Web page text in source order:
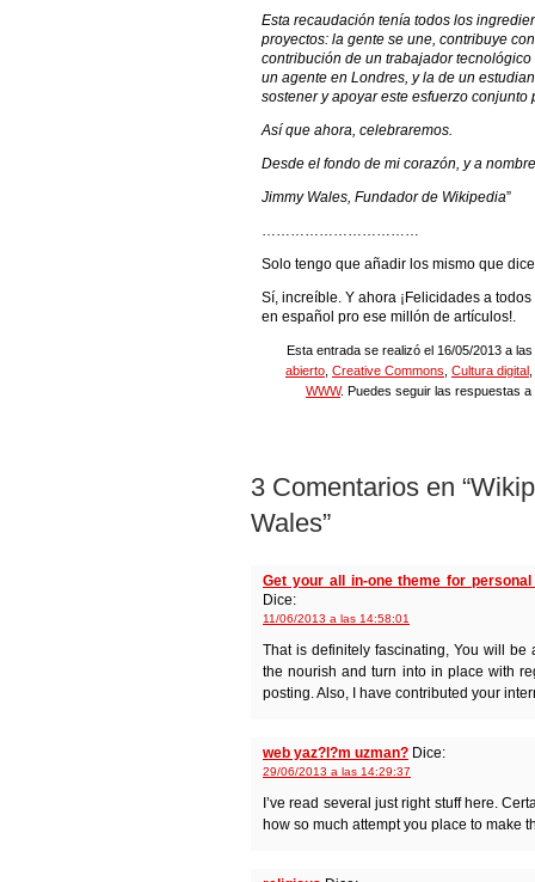
Esta recaudación tenía todos los
proyectos: la gente se une, contribuye
contribución de un trabajador
un agente en Londres, y la de un
sostener y apoyar este esfuerzo conjunto
Así que ahora, celebraremos.
Desde el fondo de mi corazón, y a
Jimmy Wales, Fundador de Wikipedia”
……………………………
Solo tengo que añadir los mismo que
Sí, increíble. Y ahora ¡Felicidades a
en español pro ese millón de artículos!.
Esta entrada se realizó el 16/05/2013 a
abierto Creative Commons Cultura digital
WWW. Puedes seguir las respuestas
3 Comentarios en
Wales”
Get your all in-one theme for
Dice:
11/06/2013 a las 14:58:01
That is definitely fascinating, You will
the nourish and turn into in place with
posting. Also, I have contributed your
web yaz?l?m uzman? Dice:
29/06/2013 a las 14:29:37
I’ve read several just right stuff here.
how so much attempt you place to make